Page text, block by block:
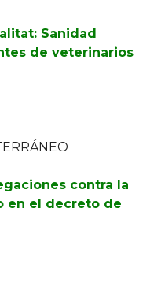
Sanidad
de veterinarios
contra la
en el decreto de